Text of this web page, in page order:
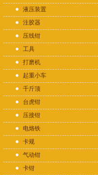
液压装置
注胶器
压线钳
工具
打磨机
起重小车
千斤顶
台虎钳
压接钳
电烙铁
卡规
气动钳
卡钳